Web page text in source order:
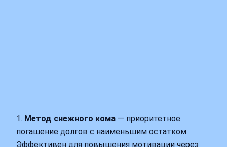
1. Метод снежного кома — приоритетное
погашение долгов с наименьшим остатком.
Эффективен для повышения мотивации через